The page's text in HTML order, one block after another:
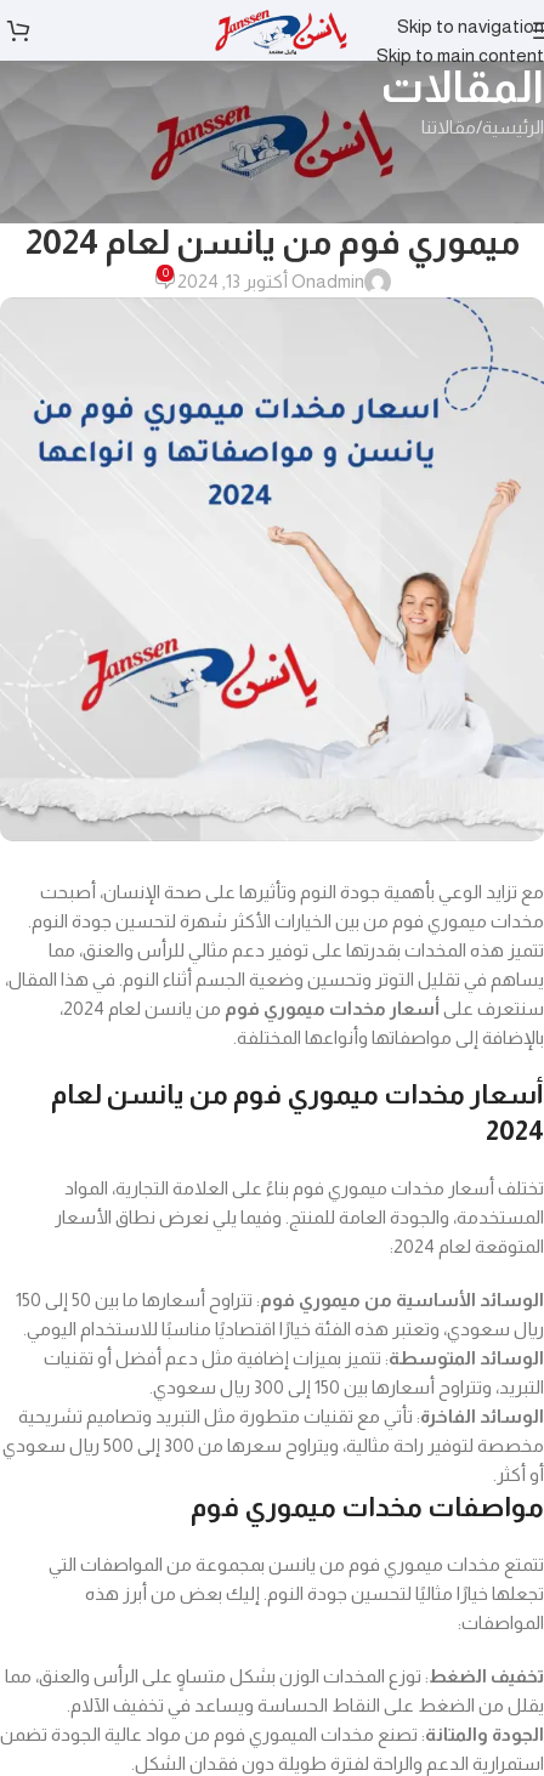
Skip to navigation
Skip to main content
المقالات
الرئيسية مقالاتنا
مقالاتنا
أسعار ومواصفات وأنواع مخدات
ميموري فوم من يانسن لعام 2024
adminOn أكتوبر 13, 2024 0
مع تزايد الوعي بأهمية جودة النوم وتأثيرها على صحة الإنسان، أصبحت
مخدات ميموري فوم من بين الخيارات الأكثر شهرة لتحسين جودة النوم.
تتميز هذه المخدات بقدرتها على توفير دعم مثالي للرأس والعنق، مما
يساهم في تقليل التوتر وتحسين وضعية الجسم أثناء النوم. في هذا المقال،
سنتعرف على أسعار مخدات ميموري فوم
من يانسن لعام 2024،
بالإضافة إلى مواصفاتها وأنواعها المختلفة.
أسعار مخدات ميموري فوم من يانسن لعام
2024
تختلف أسعار مخدات ميموري فوم بناءً على العلامة التجارية، المواد
المستخدمة، والجودة العامة للمنتج. وفيما يلي نعرض نطاق الأسعار
المتوقعة لعام 2024:
الوسائد الأساسية من ميموري فوم
: تتراوح أسعارها ما بين 50 إلى 150
ريال سعودي، وتعتبر هذه الفئة خيارًا اقتصاديًا مناسبًا للاستخدام اليومي.
الوسائد المتوسطة: تتميز بميزات إضافية مثل دعم أفضل أو تقنيات
التبريد، وتتراوح أسعارها بين 150 إلى 300 ريال سعودي.
الوسائد الفاخرة: تأتي مع تقنيات متطورة مثل التبريد وتصاميم تشريحية
مخصصة لتوفير راحة مثالية، ويتراوح سعرها من 300 إلى 500 ريال سعودي
أو أكثر.
مواصفات مخدات ميموري فوم
تتمتع مخدات ميموري فوم من يانسن بمجموعة من المواصفات التي
تجعلها خيارًا مثاليًا لتحسين جودة النوم. إليك بعض من أبرز هذه
المواصفات:
تخفيف الضغط: توزع المخدات الوزن بشكل متساوٍ على الرأس والعنق، مما
يقلل من الضغط على النقاط الحساسة ويساعد في تخفيف الآلام.
الجودة والمتانة: تصنع مخدات الميموري فوم من مواد عالية الجودة تضمن
استمرارية الدعم والراحة لفترة طويلة دون فقدان الشكل.